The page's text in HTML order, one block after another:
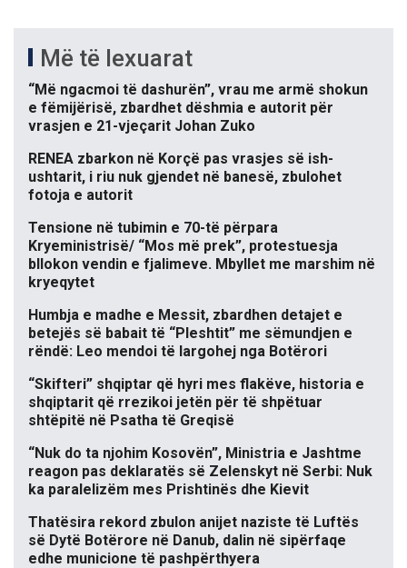
Më të lexuarat
“Më ngacmoi të dashurën”, vrau me armë shokun
e fëmijërisë, zbardhet dëshmia e autorit për
vrasjen e 21-vjeçarit Johan Zuko
RENEA zbarkon në Korçë pas vrasjes së ish-
ushtarit, i riu nuk gjendet në banesë, zbulohet
fotoja e autorit
Tensione në tubimin e 70-të përpara
Kryeministrisë/ “Mos më prek”, protestuesja
bllokon vendin e fjalimeve. Mbyllet me marshim në
kryeqytet
Humbja e madhe e Messit, zbardhen detajet e
betejës së babait të “Pleshtit” me sëmundjen e
rëndë: Leo mendoi të largohej nga Botërori
“Skifteri” shqiptar që hyri mes flakëve, historia e
shqiptarit që rrezikoi jetën për të shpëtuar
shtëpitë në Psatha të Greqisë
“Nuk do ta njohim Kosovën”, Ministria e Jashtme
reagon pas deklaratës së Zelenskyt në Serbi: Nuk
ka paralelizëm mes Prishtinës dhe Kievit
Thatësira rekord zbulon anijet naziste të Luftës
së Dytë Botërore në Danub, dalin në sipërfaqe
edhe municione të pashpërthyera